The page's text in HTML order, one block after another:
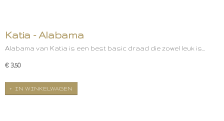
Katia - Alabama
Alabama van Katia is een best basic draad die zowel leuk is…
€ 3,50
IN WINKELWAGEN